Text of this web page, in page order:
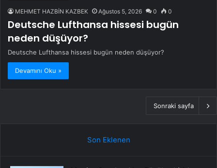
MEHMET HAZBİN KAZBEK Ağustos 5, 2026 0 0
Deutsche Lufthansa hissesi bugün
neden düşüyor?
Deutsche Lufthansa hissesi bugün neden düşüyor?
Devamını Oku »
Sonraki sayfa
Son Eklenen